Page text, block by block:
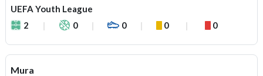
UEFA Youth League
2
0 0 0 0
Mura